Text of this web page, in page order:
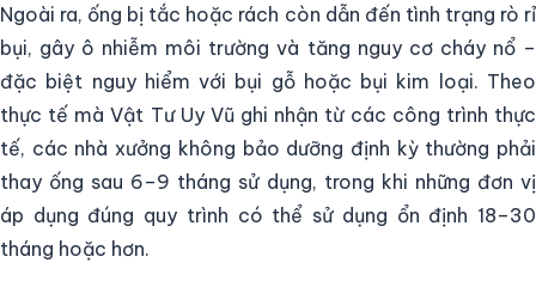
Ngoài ra, ống bị tắc hoặc rách còn dẫn đến tình trạng rò rỉ
bụi, gây ô nhiễm môi trường và tăng nguy cơ cháy nổ –
đặc biệt nguy hiểm với bụi gỗ hoặc bụi kim loại. Theo
thực tế mà Vật Tư Uy Vũ ghi nhận từ các công trình thực
tế, các nhà xưởng không bảo dưỡng định kỳ thường phải
thay ống sau 6–9 tháng sử dụng, trong khi những đơn vị
áp dụng đúng quy trình có thể sử dụng ổn định 18–30
tháng hoặc hơn.